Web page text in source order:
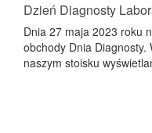
Dzień Diagnosty
Dnia 27 maja 2023 roku
obchody Dnia
naszym stoisku